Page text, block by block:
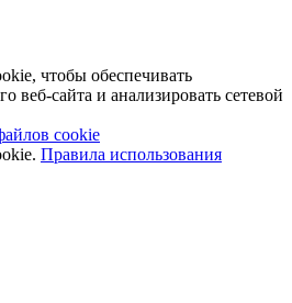
чтобы обеспечивать
веб-сайта и анализировать сетевой
cookie
Правила использования